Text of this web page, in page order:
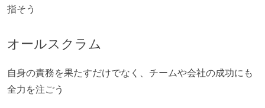
指そう
オールスクラム
自身の責務を果たすだけでなく、チームや会社の成功にも
全力を注ごう